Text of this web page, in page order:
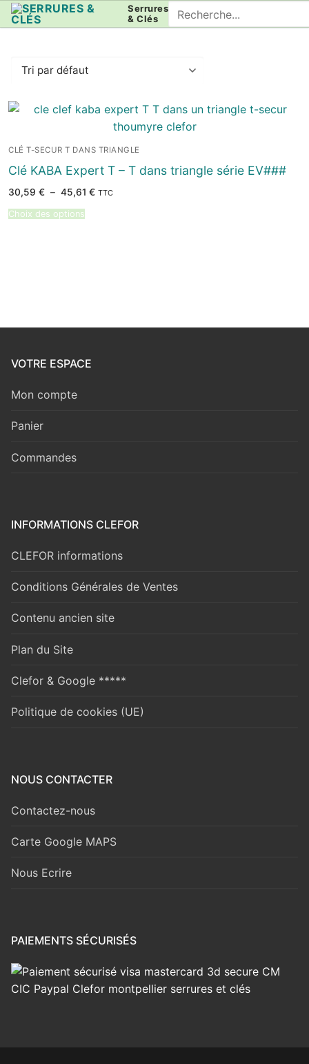
Aller
au
Serrures
& Clés
Rechercher
:
CLÉ T-SECUR T DANS TRIANGLE
Clé KABA Expert T – T dans triangle série EV###
30,59 € – 45,61 €Plage
TTC
Choix des options
VOTRE ESPACE
Mon compte
Panier
Commandes
INFORMATIONS CLEFOR
CLEFOR informations
Conditions Générales de Ventes
Contenu ancien site
Plan du Site
Clefor & Google *****
Politique de cookies (UE)
NOUS CONTACTER
Contactez-nous
Carte Google MAPS
Nous Ecrire
PAIEMENTS SÉCURISÉS